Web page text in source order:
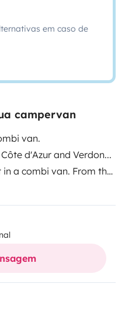
em caso de
campervan
van.
d'Azur and Verdon...
a combi van. From the
colour of the sea,
this vehicle which will
🏖
under the roof for 2
on a sofa bed.
electric ice box on